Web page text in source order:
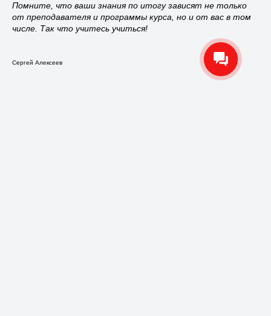
Помните, что ваши знания по итогу зависят не только
от преподавателя и программы курса, но и от вас в том
числе. Так что учитесь учиться!
Сергей Алексеев